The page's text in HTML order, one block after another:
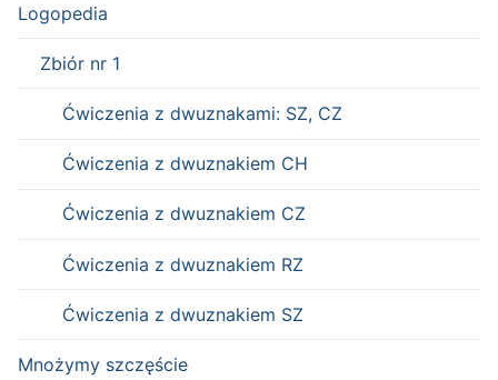
Logopedia
Zbiór nr 1
Ćwiczenia z dwuznakami: SZ, CZ
Ćwiczenia z dwuznakiem CH
Ćwiczenia z dwuznakiem CZ
Ćwiczenia z dwuznakiem RZ
Ćwiczenia z dwuznakiem SZ
Mnożymy szczęście